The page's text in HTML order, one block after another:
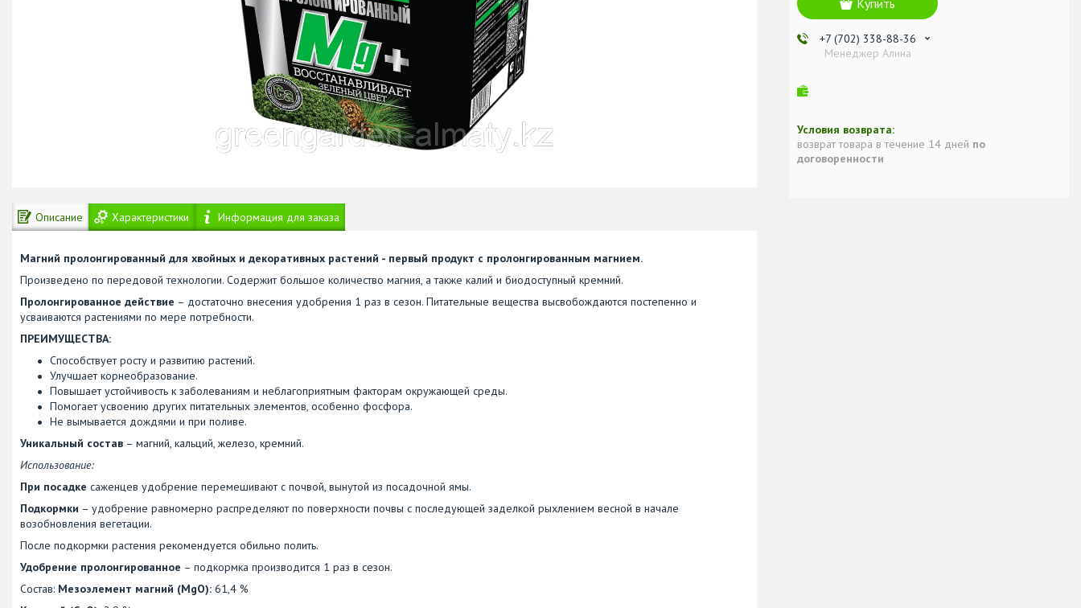
Описание Характеристики Информация для заказа
Магний пролонгированный для хвойных и декоративных растений - первый продукт с пролонгированным магнием.
Произведено по передовой технологии. Содержит большое количество магния, а также калий и биодоступный кремний.
Пролонгированное действие – достаточно внесения удобрения 1 раз в сезон. Питательные вещества высвобождаются постепенно и
усваиваются растениями по мере потребности.
ПРЕИМУЩЕСТВА:
Способствует росту и развитию растений.
Улучшает корнеобразование.
Повышает устойчивость к заболеваниям и неблагоприятным факторам окружающей среды.
Помогает усвоению других питательных элементов, особенно фосфора.
Не вымывается дождями и при поливе.
Уникальный состав – магний, кальций, железо, кремний.
Использование:
При посадке саженцев удобрение перемешивают с почвой, вынутой из посадочной ямы.
Подкормки – удобрение равномерно распределяют по поверхности почвы с последующей заделкой рыхлением весной в начале
возобновления вегетации.
После подкормки растения рекомендуется обильно полить.
Удобрение пролонгированное – подкормка производится 1 раз в сезон.
Состав: Мезоэлемент магний (MgO): 61,4 %
+7 (702) 338-88-36
Менеджер Алина
возврат товара в течение 14 дней по
договоренности